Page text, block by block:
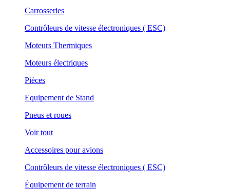
Carrosseries
Contrôleurs de vitesse électroniques ( ESC)
Moteurs Thermiques
Moteurs électriques
Pièces
Equipement de Stand
Pneus et roues
Voir tout
Accessoires pour avions
Contrôleurs de vitesse électroniques ( ESC)
Équipement de terrain